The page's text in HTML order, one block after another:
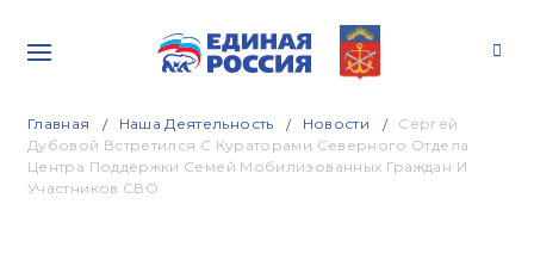
Главная Наша Деятельность Новости
Сергей
Дубовой Встретился С Кураторами Северного Отдела
Центра Поддержки Семей Мобилизованных Граждан И
Участников СВО